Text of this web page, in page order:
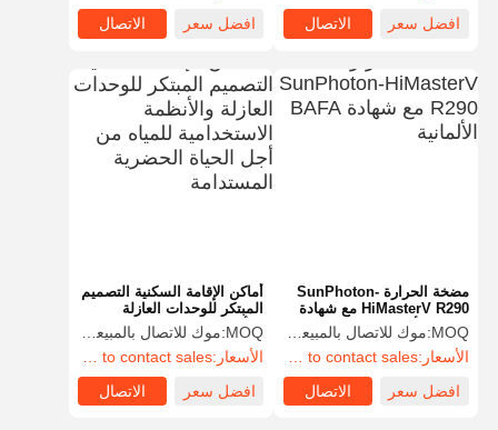
افضل سعر
الاتصال
افضل سعر
الاتصال
مضخة الحرارة SunPhoton-
HiMasterV R290 مع شهادة
BAFA الألمانية
MOQ: موك للاتصال بالمبيعات
الأسعار:FOB or DAP/DDP to contact sales
افضل سعر
الاتصال
أماكن الإقامة السكنية التصميم
المبتكر للوحدات العازلة
والأنظمة الاستخدامية للمياه
من أجل الحياة الحضرية
المستدامة
MOQ: موك للاتصال بالمبيعات
الأسعار:FOB or DAP/DDP to contact sales
افضل سعر
الاتصال